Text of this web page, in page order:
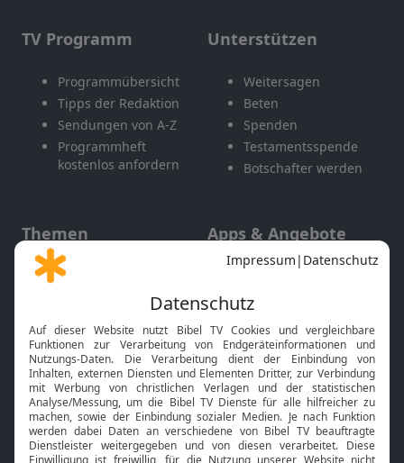
TV Programm
Programmübersicht
Tipps der Redaktion
Sendungen von A-Z
Programmheft
kostenlos anfordern
Unterstützen
Weitersagen
Beten
Spenden
Testamentsspende
Botschafter werden
Themen
Gott und Bibel erklärt
Neuigkeiten
Apps & Angebote
Mobile App
Smart TV
HbbTV
Bibelthek Online-Bibel
Nächster Gottesdienst